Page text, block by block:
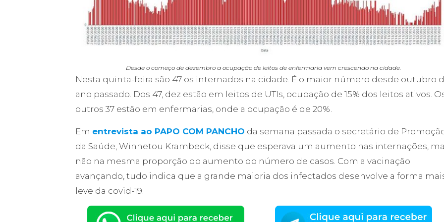
Desde o começo de dezembro a ocupação de leitos de enfermaria vem crescendo na cidade.
Nesta quinta-feira são 47 os internados na cidade. É o maior número desde outubro
ano passado. Dos 47, dez estão em leitos de UTIs, ocupação de 15% dos leitos ativos.
outros 37 estão em enfermarias, onde a ocupação é de 20%.
Em entrevista ao PAPO COM PANCHO da semana passada o secretário de
da Saúde, Winnetou Krambeck, disse que esperava um aumento nas internações,
não na mesma proporção do aumento do número de casos. Com a vacinação
avançando, tudo indica que a grande maioria dos infectados desenvolve a forma
leve da covid-19.